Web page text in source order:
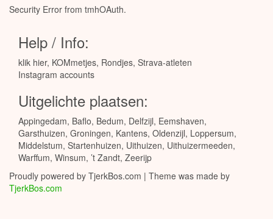
Security Error from tmhOAuth.
Help / Info:
klik hier, KOMmetjes, Rondjes, Strava-atleten
Instagram accounts
Uitgelichte plaatsen:
Appingedam, Baflo, Bedum, Delfzijl, Eemshaven,
Garsthuizen, Groningen, Kantens, Oldenzijl, Loppersum,
Middelstum, Startenhuizen, Uithuizen, Uithuizermeeden,
Warffum, Winsum, ’t Zandt, Zeerijp
Proudly powered by TjerkBos.com | Theme was made by
TjerkBos.com